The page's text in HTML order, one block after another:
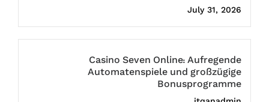
July 31, 2026
Casino Seven Online: Aufregende
Automatenspiele und großzügige
Bonusprogramme